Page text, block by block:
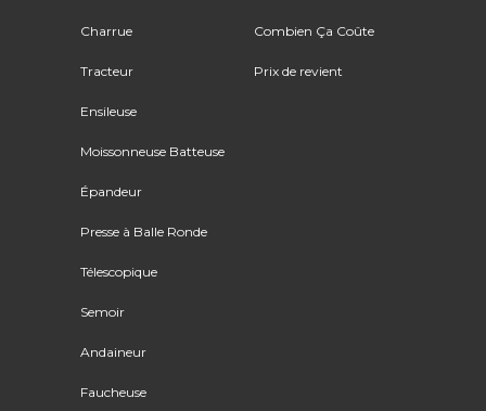
Charrue
Tracteur
Ensileuse
Moissonneuse Batteuse
Épandeur
Presse à Balle Ronde
Télescopique
Semoir
Andaineur
Faucheuse
Combien Ça Coûte
Prix de revient